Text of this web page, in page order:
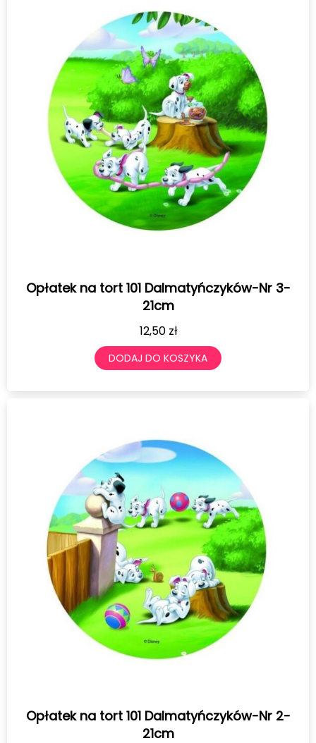
Opłatek na tort 101 Dalmatyńczyków-Nr 3-
21cm
12,50 zł
DODAJ DO KOSZYKA
Opłatek na tort 101 Dalmatyńczyków-Nr 2-
21cm